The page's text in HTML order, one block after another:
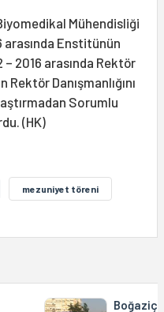
Mühendisliği
arasında Enstitünün
– 2016 arasında Rektör
Danışmanlığını
Sorumlu
(HK)
mezuniyet töreni